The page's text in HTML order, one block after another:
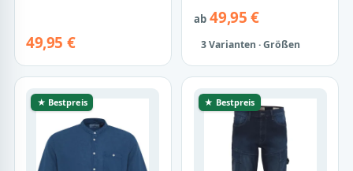
49,95 €
ab49,95 €
3 Varianten · Größen
★ Bestpreis ★ Bestpreis